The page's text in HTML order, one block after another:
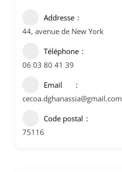
Addresse
44, avenue de New York
Téléphone
06 03 80 41 39
Email
cecoa.dghanassia@gmail.com
Code postal
75116